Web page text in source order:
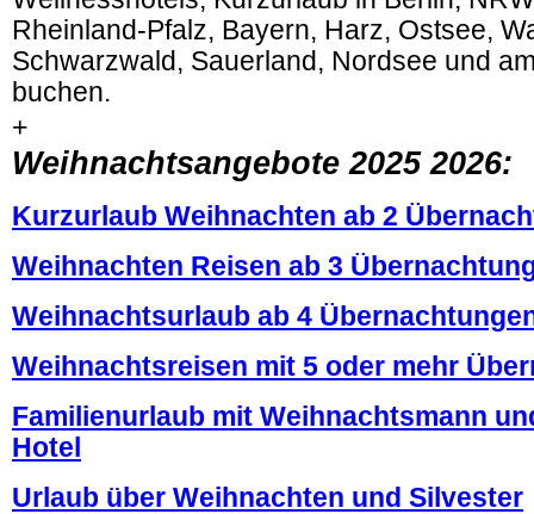
Rheinland-Pfalz, Bayern, Harz, Ostsee,
Schwarzwald, Sauerland, Nordsee und
buchen.
+
Weihnachtsangebote 2025 2026:
Kurzurlaub Weihnachten ab 2
Weihnachten Reisen ab 3
Weihnachtsurlaub ab 4
Weihnachtsreisen mit 5 oder mehr
Familienurlaub mit Weihnachtsmann
Hotel
Urlaub über Weihnachten und Silvester